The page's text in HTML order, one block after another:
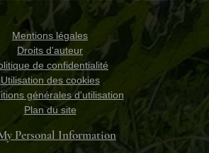
Mentions légales
Droits d'auteur
de confidentialité
Utilisation des cookies
générales d'utilisation
Plan du site
Personal Information